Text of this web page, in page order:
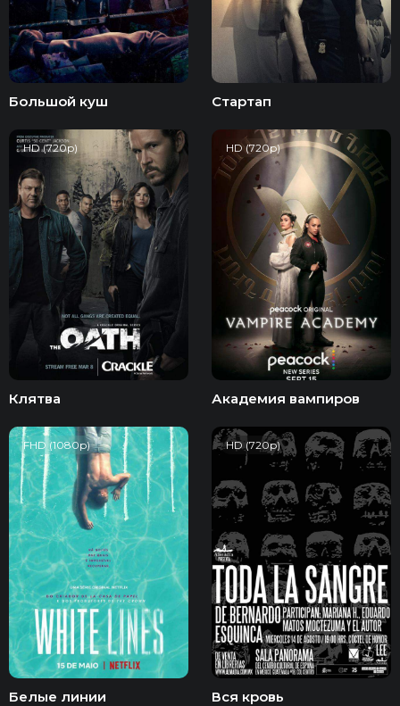
Большой куш Стартап
HD (720p)
Клятва
HD (720p)
Академия вампиров
FHD (1080p)
Белые линии
HD (720p)
Вся кровь